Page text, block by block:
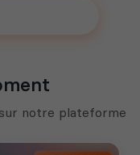
notre plateforme